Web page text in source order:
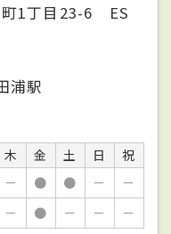
町1丁目23-6 ES
浦駅
木 金 土 日
祝
－ ● ● －
－
－ ● － －
－